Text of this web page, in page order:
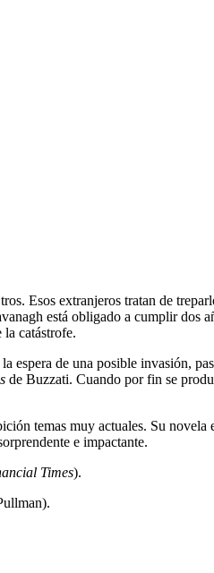
Esos extranjeros tratan de
está obligado a cumplir dos
catástrofe.
espera de una posible invasión,
de Buzzati. Cuando por fin se
temas muy actuales. Su novela
e impactante.
Times).